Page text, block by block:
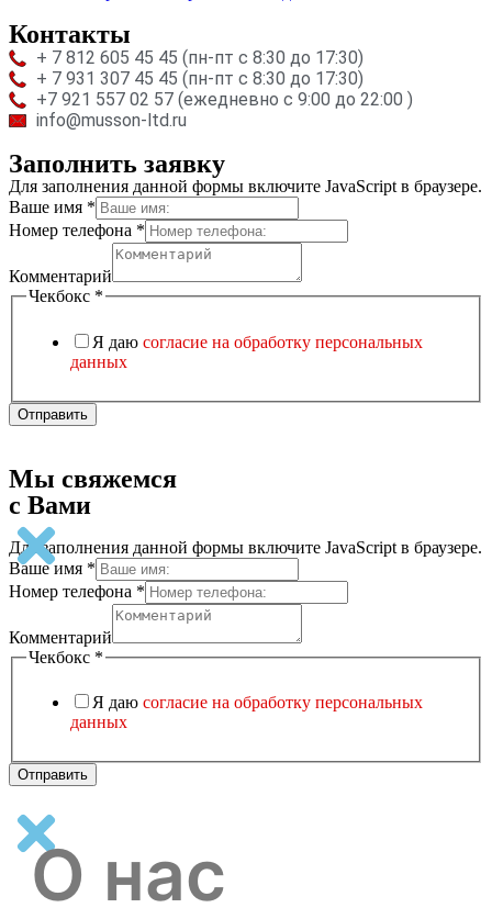
Контакты
+ 7 812 605 45 45 (пн-пт с 8:30 до 17:30)
+ 7 931 307 45 45 (пн-пт с 8:30 до 17:30)
+7 921 557 02 57 (ежедневно с 9:00 до 22:00 )
info@musson-ltd.ru
Заполнить заявку
Для заполнения данной формы включите JavaScript в браузере.
Комментарий
Чекбокс
Ваше имя *
Номер телефона *
Комментарий
Чекбокс *
Я даю согласие на обработку персональных
данных
Отправить
Мы свяжемся
с Вами
Для заполнения данной формы включите JavaScript в браузере.
Ваше имя *
Комментарий
Ваше
Номер телефона *
Комментарий
Чекбокс *
Я даю согласие на обработку персональных
данных
Отправить
О нас